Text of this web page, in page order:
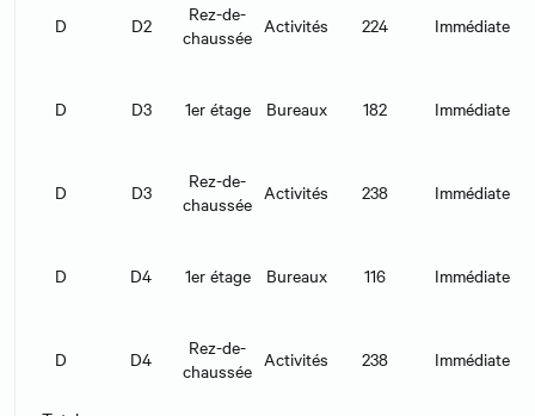
D D2
Rez-de-
chaussée Activités 224 Immédiate
D D3 1er étage Bureaux 182 Immédiate
D D3
Rez-de-
chaussée Activités 238 Immédiate
D D4 1er étage Bureaux 116 Immédiate
D D4
Rez-de-
chaussée Activités 238 Immédiate